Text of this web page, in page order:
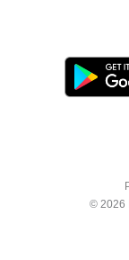
© 2026
προσφέρουμε
περιήγησης.